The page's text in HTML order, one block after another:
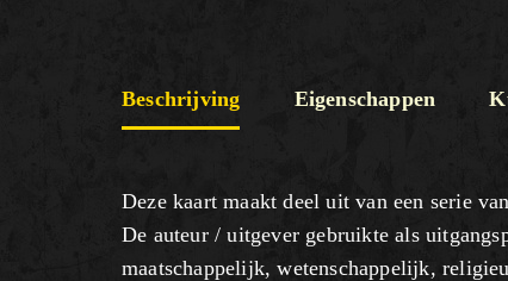
Beschrijving Eigenschappen
Deze kaart maakt deel uit van een serie
De auteur / uitgever gebruikte als
maatschappelijk, wetenschappelijk,